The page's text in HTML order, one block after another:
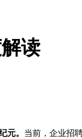
读
元。 当前，企业招